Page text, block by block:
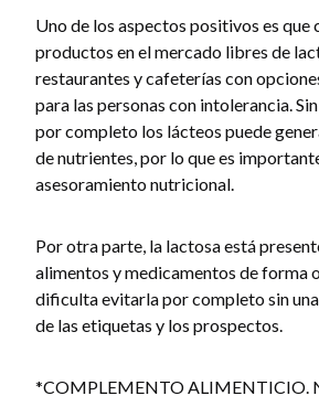
Uno de los aspectos positivos es que
productos en el mercado libres de
restaurantes y cafeterías con
para las personas con intolerancia.
por completo los lácteos puede
de nutrientes, por lo que es
asesoramiento nutricional.
Por otra parte, la lactosa está
alimentos y medicamentos de forma
dificulta evitarla por completo sin
de las etiquetas y los prospectos.
*COMPLEMENTO ALIMENTICIO.